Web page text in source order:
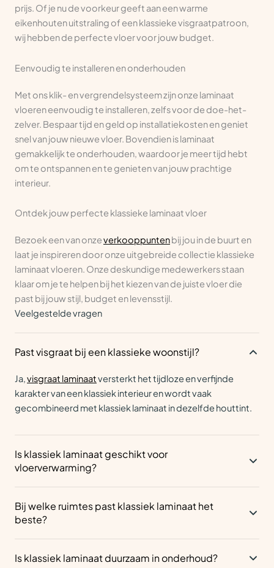
prijs. Of je nu de voorkeur geeft aan een warme
eikenhouten uitstraling of een klassieke visgraatpatroon,
wij hebben de perfecte vloer voor jouw budget.
Eenvoudig te installeren en onderhouden
Met ons klik- en vergrendelsysteem zijn onze laminaat
vloeren eenvoudig te installeren, zelfs voor de doe-het-
zelver. Bespaar tijd en geld op installatiekosten en geniet
snel van jouw nieuwe vloer. Bovendien is laminaat
gemakkelijk te onderhouden, waardoor je meer tijd hebt
om te ontspannen en te genieten van jouw prachtige
interieur.
Ontdek jouw perfecte klassieke laminaat vloer
Bezoek een van onzeverkooppuntenbij jou in de buurt en
laat je inspireren door onze uitgebreide collectie klassieke
laminaat vloeren. Onze deskundige medewerkers staan
klaar om je te helpen bij het kiezen van de juiste vloer die
past bij jouw stijl, budget en levensstijl.
Veelgestelde vragen
Past visgraat bij een klassieke woonstijl?
Ja,visgraat laminaatversterkt het tijdloze en verfijnde
karakter van een klassiek interieur en wordt vaak
gecombineerd met klassiek laminaat in dezelfde houttint.
Is klassiek laminaat geschikt voor
vloerverwarming?
vloerverwarming, mits je een ondervloer kiest die de
warmte goed doorlaat.
Bij welke ruimtes past klassiek laminaat het
beste?
eneetkamer, waar de verfijnde uitstraling het meest opvalt.
Is klassiek laminaat duurzaam in onderhoud?